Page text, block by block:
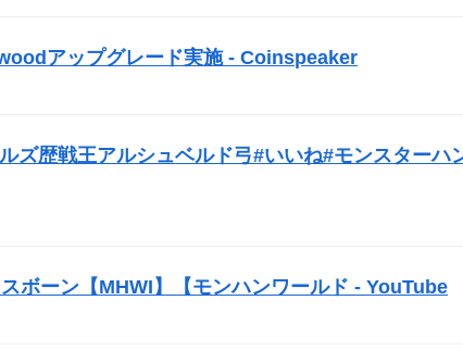
アップグレード実施 - Coinspeaker
歴戦王アルシュベルド弓#いいね#モンスターハ
ボーン【MHWI】【モンハンワールド - YouTube